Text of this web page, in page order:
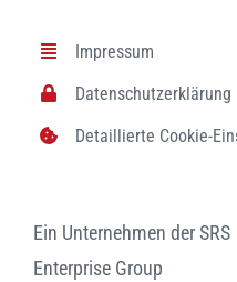
Impressum
Datenschutzerklärung
Detaillierte Cookie-
Ein Unternehmen der SRS
Enterprise Group